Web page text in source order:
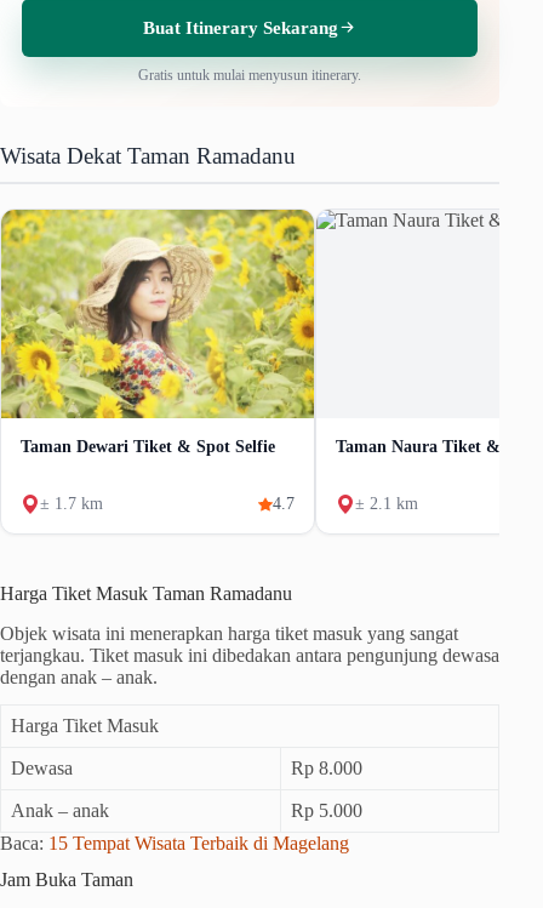
Buat Itinerary Sekarang
Gratis untuk mulai menyusun itinerary.
Wisata Dekat Taman Ramadanu
Taman Dewari Tiket & Spot Selfie
± 1.7 km 4.7
Taman Naura Tiket &
± 2.1 km
Harga Tiket Masuk Taman Ramadanu
Objek wisata ini menerapkan harga tiket masuk yang sangat
terjangkau. Tiket masuk ini dibedakan antara pengunjung dewasa
dengan anak – anak.
Harga Tiket Masuk
Dewasa Rp 8.000
Anak – anak
Rp 5.000
Baca: 15 Tempat Wisata Terbaik di Magelang
Jam Buka Taman